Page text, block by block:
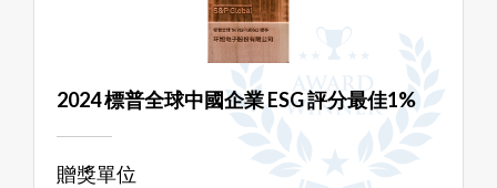
2024 標普全球中國企業 ESG 評分最佳1%
贈獎單位